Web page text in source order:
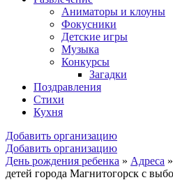
Аниматоры и клоуны
Фокусники
Детские игры
Музыка
Конкурсы
Загадки
Поздравления
Стихи
Кухня
Добавить организацию
Добавить организацию
День рождения ребенка » Адреса »
детей города Магнитогорск с